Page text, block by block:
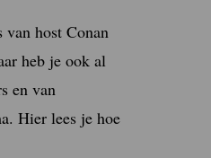
van host Conan
heb je ook al
en van
Hier lees je hoe